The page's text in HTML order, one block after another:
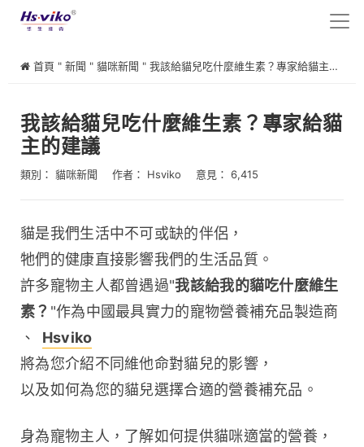
首頁 " 新聞 " 貓咪新聞 " 我該給貓兒吃什麼維生素？專家給貓主的建議
我該給貓兒吃什麼維生素？專家給貓
主的建議
類別： 貓咪新聞 作者： Hsviko 意見： 6,415
貓是我們生活中不可或缺的伴侶，
牠們的健康直接影響我們的生活品質。
許多寵物主人都曾遇過"我該給我的貓吃什麼維生
素？ "作為中國最具實力的寵物營養補充品製造商
、
Hsviko
將為您介紹不同維他命對貓兒的影響，
以及如何為您的貓兒選擇合適的營養補充品。
身為寵物主人，了解如何提供貓咪適當的營養，